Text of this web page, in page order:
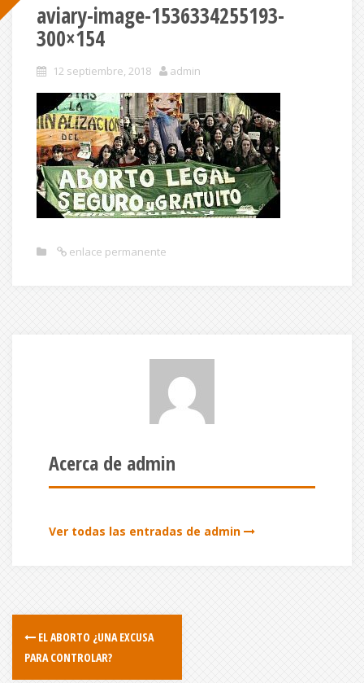
aviary-image-1536334255193-
300×154
12 septiembre, 2018 admin
enlace permanente
Acerca de admin
Ver todas las entradas de admin
EL ABORTO ¿UNA EXCUSA
PARA CONTROLAR?